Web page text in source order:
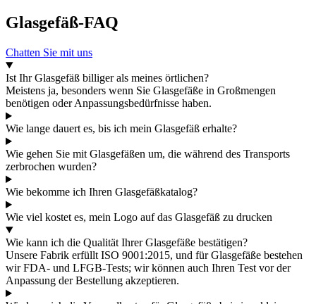
Glasgefäß-FAQ
Chatten Sie mit uns
Ist Ihr Glasgefäß billiger als meines örtlichen?
Meistens ja, besonders wenn Sie Glasgefäße in Großmengen
benötigen oder Anpassungsbedürfnisse haben.
Wie lange dauert es, bis ich mein Glasgefäß erhalte?
Wie gehen Sie mit Glasgefäßen um, die während des Transports
zerbrochen wurden?
Wie bekomme ich Ihren Glasgefäßkatalog?
Wie viel kostet es, mein Logo auf das Glasgefäß zu drucken
Wie kann ich die Qualität Ihrer Glasgefäße bestätigen?
Unsere Fabrik erfüllt ISO 9001:2015, und für Glasgefäße bestehen
wir FDA- und LFGB-Tests; wir können auch Ihren Test vor der
Anpassung der Bestellung akzeptieren.